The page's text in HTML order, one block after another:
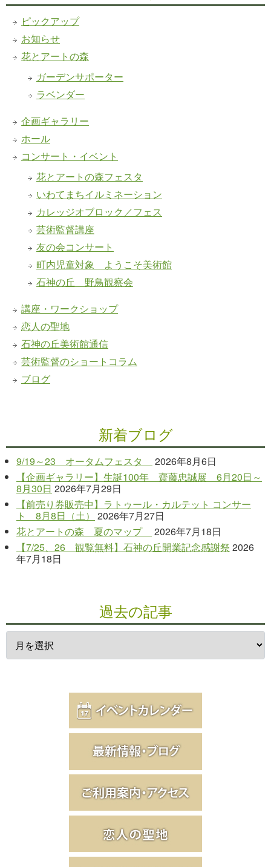
ピックアップ
お知らせ
花とアートの森
ガーデンサポーター
ラベンダー
企画ギャラリー
ホール
コンサート・イベント
花とアートの森フェスタ
いわてまちイルミネーション
カレッジオブロック／フェス
芸術監督講座
友の会コンサート
町内児童対象 ようこそ美術館
石神の丘 野鳥観察会
講座・ワークショップ
恋人の聖地
石神の丘美術館通信
芸術監督のショートコラム
ブログ
新着ブログ
9/19～23 オータムフェスタ
2026年8月6日
【企画ギャラリー】生誕100年 齋藤忠誠展 6月20日～
8月30日 2026年7月29日
【前売り券販売中】ラトゥール・カルテット コンサー
ト 8月8日（土）
2026年7月27日
花とアートの森 夏のマップ
2026年7月18日
【7/25、26 観覧無料】石神の丘開業記念感謝祭 2026
年7月18日
過去の記事